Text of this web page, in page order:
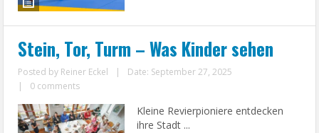
Stein, Tor, Turm – Was Kinder sehen
Posted by Reiner Eckel |
Date: September 27, 2025
|
0 comments
Kleine Revierpioniere entdecken
ihre Stadt ...